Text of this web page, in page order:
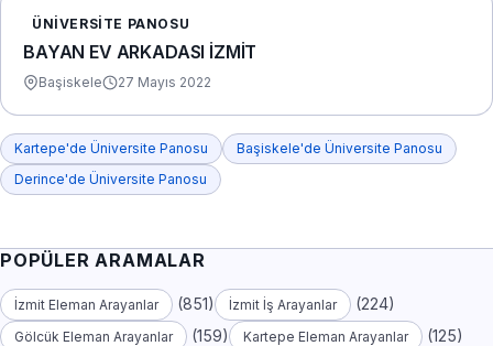
ÜNIVERSITE PANOSU
BAYAN EV ARKADASI İZMİT
Başiskele 27 Mayıs 2022
Kartepe'de Üniversite Panosu
Başiskele'de Üniversite Panosu
Derince'de Üniversite Panosu
POPÜLER ARAMALAR
İzmit Eleman Arayanlar (851) İzmit İş Arayanlar (224)
Gölcük Eleman Arayanlar (159) Kartepe Eleman Arayanlar (125)